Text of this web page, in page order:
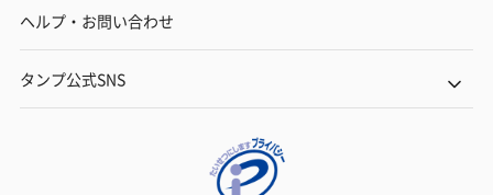
ヘルプ・お問い合わせ
タンプ公式SNS